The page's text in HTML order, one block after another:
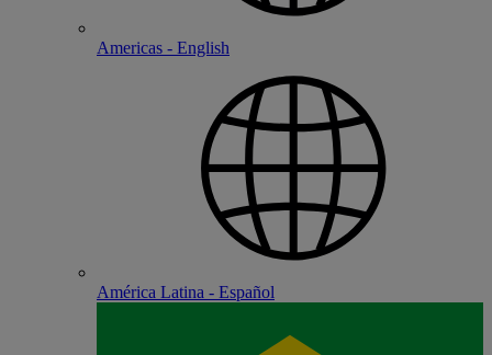
Americas - English
América Latina - Español